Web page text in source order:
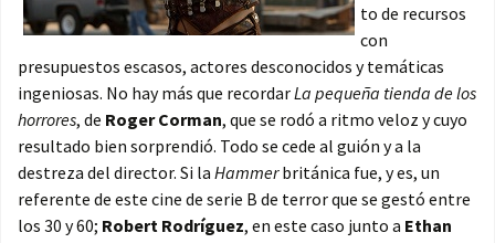
to de recursos
con
presupuestos escasos, actores desconocidos y temáticas
ingeniosas. No hay más que recordarLa pequeña tienda de los
horrores, de Roger Corman, que se rodó a ritmo veloz y cuyo
resultado bien sorprendió. Todo se cede al guión y a la
destreza del director. Si la Hammerbritánica fue, y es, un
referente de este cine de serie B de terror que se gestó entre
los 30 y 60; Robert Rodríguez, en este caso junto a Ethan